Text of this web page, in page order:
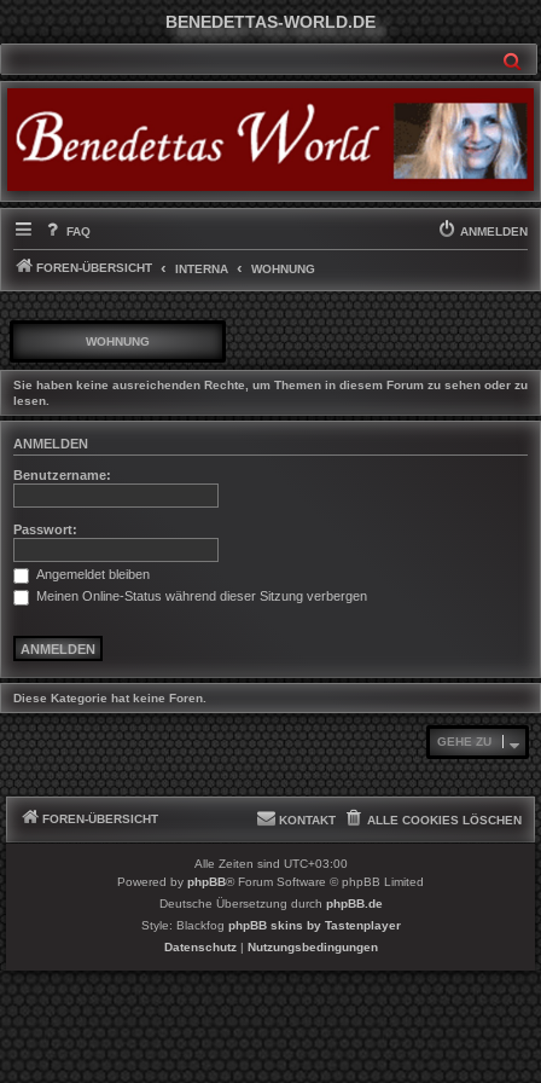
BENEDETTAS-WORLD.DE
FAQ ANMELDEN
FOREN-ÜBERSICHT INTERNA WOHNUNG
WOHNUNG
Sie haben keine ausreichenden Rechte, um Themen in diesem Forum zu sehen oder zu
lesen.
ANMELDEN
Benutzername:
Passwort:
Angemeldet bleiben
Meinen Online-Status während dieser Sitzung verbergen
Diese Kategorie hat keine Foren.
GEHE ZU
FOREN-ÜBERSICHT ALLE COOKIES LÖSCHEN
KONTAKT
Alle Zeiten sind UTC+03:00
Powered by phpBB® Forum Software © phpBB Limited
Deutsche Übersetzung durch phpBB.de
Style: Blackfog phpBB skins by Tastenplayer
Datenschutz| Nutzungsbedingungen